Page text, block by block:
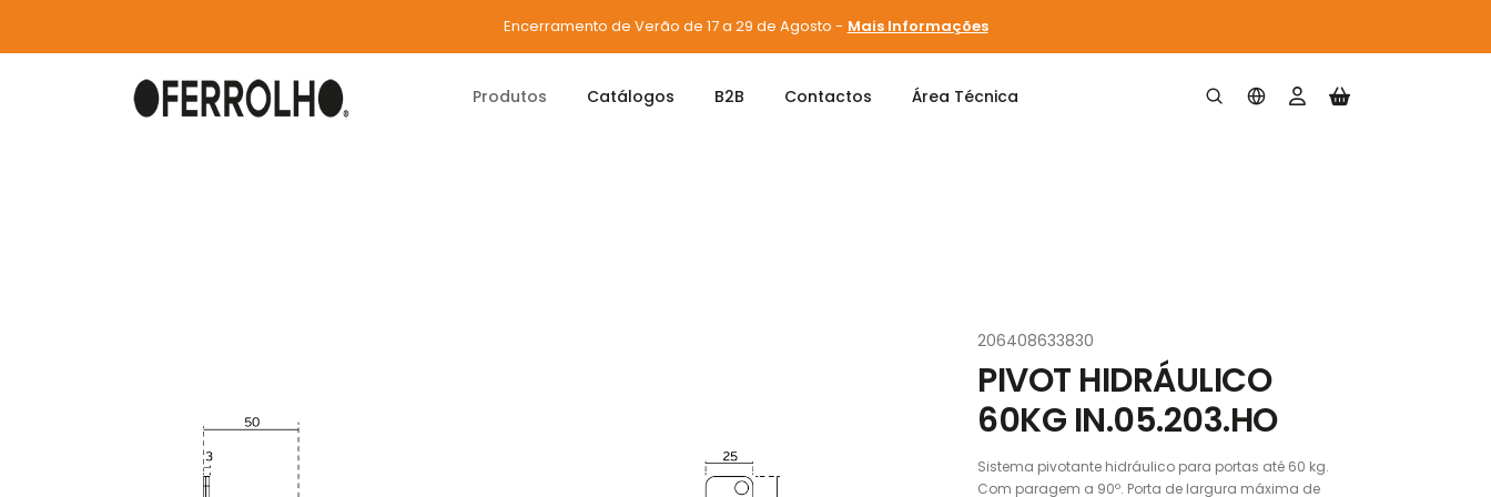
Encerramento de Verão de 17 a 29 de Agosto - Mais Informações
Produtos Catálogos B2B Contactos Área Técnica
Home Produtos Carpintaria Pivots com mola
206408633830
PIVOT HIDRÁULICO
60KG IN.05.203.HO
Sistema pivotante hidráulico para portas até 60 kg.
Com paragem a 90º. Porta de largura máxima de